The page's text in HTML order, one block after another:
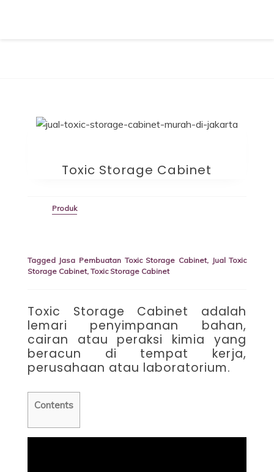
Toxic Storage Cabinet
Produk
Tagged Jasa Pembuatan Toxic Storage Cabinet, Jual Toxic
Storage Cabinet, Toxic Storage Cabinet
Toxic Storage Cabinet adalah
lemari penyimpanan bahan,
cairan atau peraksi kimia yang
beracun di tempat kerja,
perusahaan atau laboratorium.
Contents